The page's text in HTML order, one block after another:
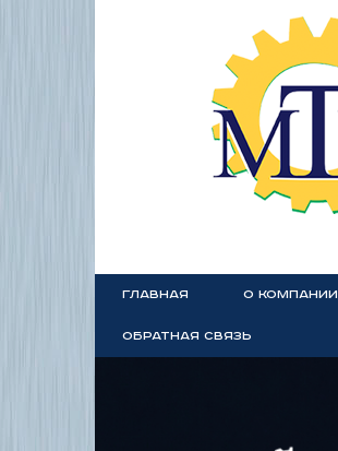
ГЛАВНАЯ О КОМПАНИИ
ОБРАТНАЯ СВЯЗЬ